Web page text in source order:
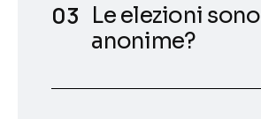
Le elezioni sono
anonime?